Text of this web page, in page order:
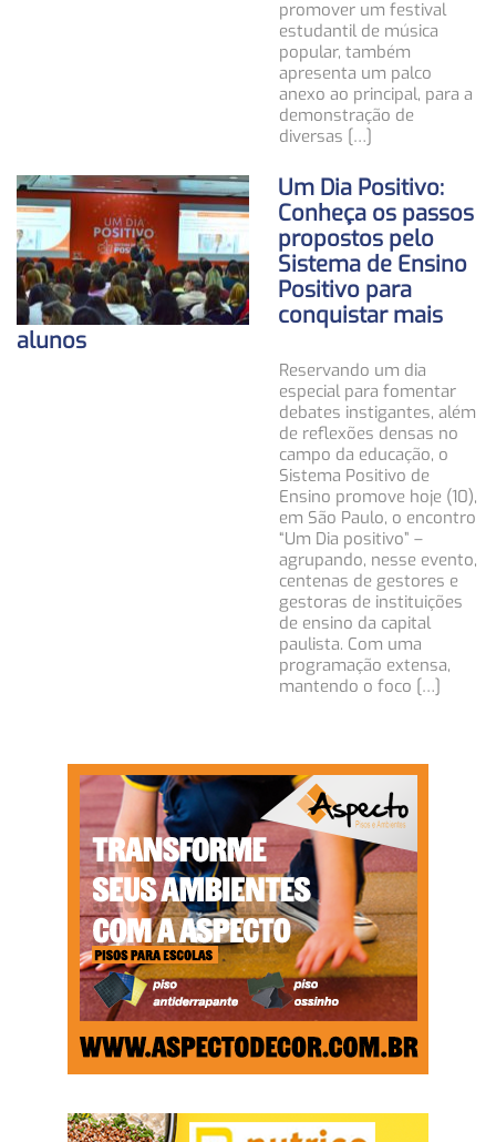
promover um festival
estudantil de música
popular, também
apresenta um palco
anexo ao principal, para a
demonstração de
diversas […]
Um Dia Positivo:
Conheça os passos
propostos pelo
Sistema de Ensino
Positivo para
conquistar mais
alunos
Reservando um dia
especial para fomentar
debates instigantes, além
de reflexões densas no
campo da educação, o
Sistema Positivo de
Ensino promove hoje (10),
em São Paulo, o encontro
“Um Dia positivo” –
agrupando, nesse evento,
centenas de gestores e
gestoras de instituições
de ensino da capital
paulista. Com uma
programação extensa,
mantendo o foco […]